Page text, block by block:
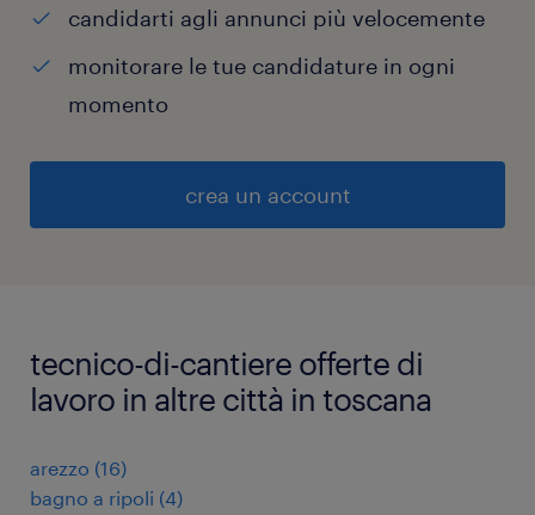
candidarti agli annunci più velocemente
monitorare le tue candidature in ogni
momento
crea un account
tecnico-di-cantiere offerte di
lavoro in altre città in toscana
arezzo (16)
bagno a ripoli (4)